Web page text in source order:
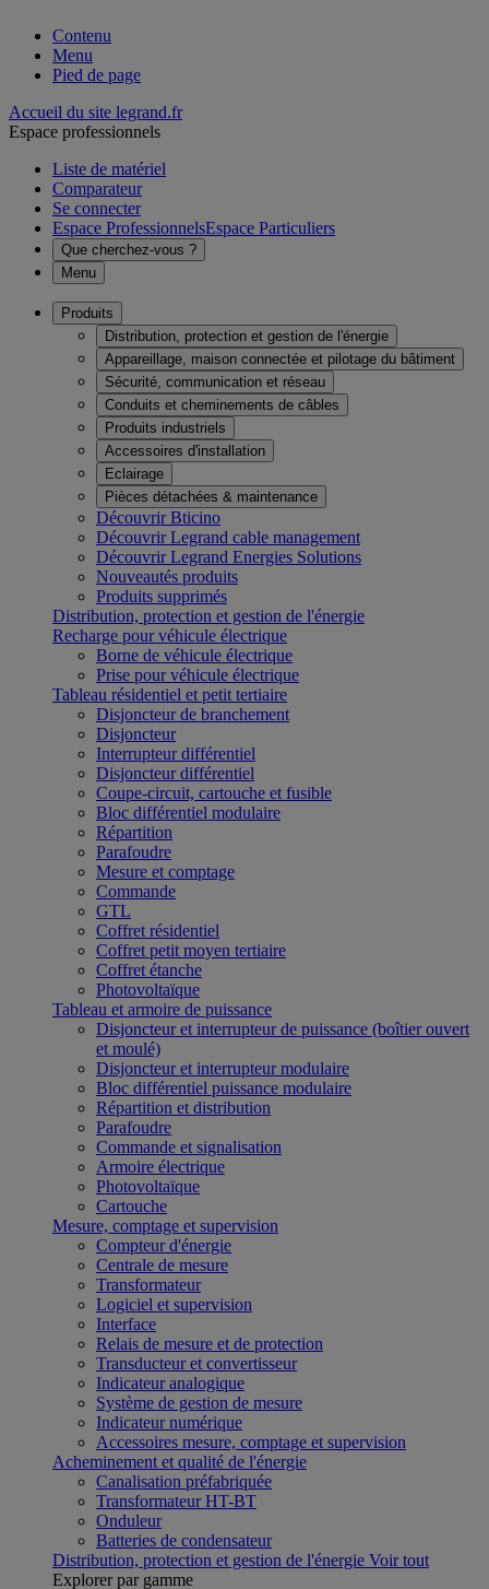
Contenu
Menu
Pied de page
Accueil du site legrand.fr
Espace professionnels
Liste de matériel
Comparateur
Se connecter
Espace ProfessionnelsEspace Particuliers
Que cherchez-vous ?
Menu
Produits
Distribution, protection et gestion de l'énergie
Appareillage, maison connectée et pilotage du bâtiment
Sécurité, communication et réseau
Conduits et cheminements de câbles
Produits industriels
Accessoires d'installation
Eclairage
Pièces détachées & maintenance
Découvrir Bticino
Découvrir Legrand cable management
Découvrir Legrand Energies Solutions
Nouveautés produits
Produits supprimés
Distribution, protection et gestion de l'énergie
Recharge pour véhicule électrique
Borne de véhicule électrique
Prise pour véhicule électrique
Tableau résidentiel et petit tertiaire
Disjoncteur de branchement
Disjoncteur
Interrupteur différentiel
Disjoncteur différentiel
Coupe-circuit, cartouche et fusible
Bloc différentiel modulaire
Répartition
Parafoudre
Mesure et comptage
Commande
GTL
Coffret résidentiel
Coffret petit moyen tertiaire
Coffret étanche
Photovoltaïque
Tableau et armoire de puissance
Disjoncteur et interrupteur de puissance (boîtier ouvert
et moulé)
Disjoncteur et interrupteur modulaire
Bloc différentiel puissance modulaire
Répartition et distribution
Parafoudre
Commande et signalisation
Armoire électrique
Photovoltaïque
Cartouche
Mesure, comptage et supervision
Compteur d'énergie
Centrale de mesure
Transformateur
Logiciel et supervision
Interface
Relais de mesure et de protection
Transducteur et convertisseur
Indicateur analogique
Système de gestion de mesure
Indicateur numérique
Accessoires mesure, comptage et supervision
Acheminement et qualité de l'énergie
Canalisation préfabriquée
Transformateur HT-BT
Onduleur
Batteries de condensateur
Distribution, protection et gestion de l'énergie Voir tout
Explorer par gamme